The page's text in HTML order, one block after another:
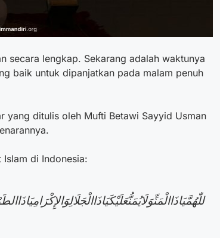
secara lengkap. Sekarang adalah waktunya
baik untuk dipanjatkan pada malam penuh
yang ditulis oleh Mufti Betawi Sayyid Usman
di Indonesia: